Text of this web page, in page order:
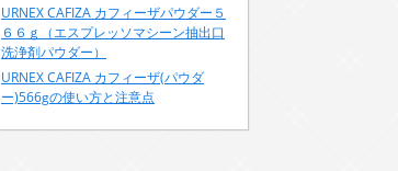
URNEX CAFIZA カフィーザパウダー５
６６ｇ（エスプレッソマシーン抽出口
洗浄剤パウダー）
URNEX CAFIZA カフィーザ(パウダ
ー)566gの使い方と注意点